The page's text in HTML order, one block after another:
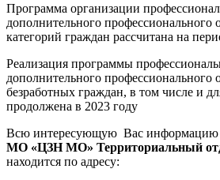
Программа организации
дополнительного профессионального
категорий граждан рассчитана на
Реализация программы
дополнительного профессионального
безработных граждан, в том числе и
продолжена в 2023 году
Всю интересующую Вас информацию
МО «ЦЗН МО» Территориальный
находится по адресу: